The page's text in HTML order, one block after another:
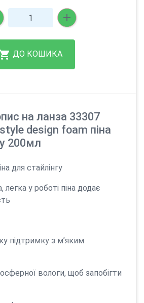
ДО КОШИКА
на ланза 33307
design foam піна
200мл
для стайлінгу
у роботі піна додає
підтримку з м’яким
вологи, щоб запобігти